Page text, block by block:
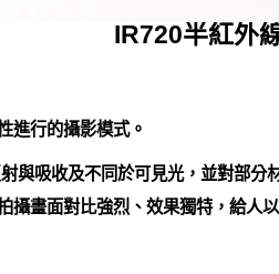
IR720半紅外
進行的攝影模式。
吸收及不同於可見光，並對部分
攝畫面對比強烈、效果獨特，給人